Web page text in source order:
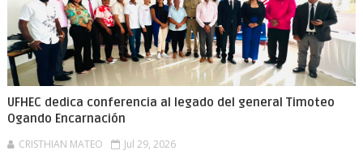
UFHEC dedica conferencia al legado del general Timoteo
Ogando Encarnación
CRISTHIAN MATEO Jul 29, 2026